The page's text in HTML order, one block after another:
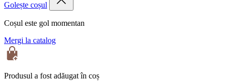
Golește coșul
Coșul este gol momentan
Mergi la catalog
Produsul a fost adăugat în coș